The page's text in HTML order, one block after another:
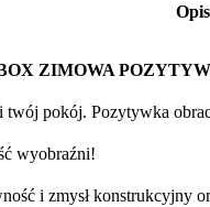
ZIMOWA
pokój. Pozytywka
wyobraźni!
i zmysł konstrukcyjny